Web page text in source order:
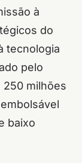
à
do
tecnologia
pelo
250 milhões
baixo